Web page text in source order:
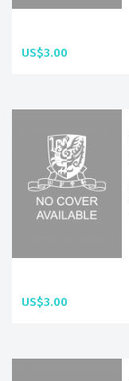
US$3.00
US$3.00